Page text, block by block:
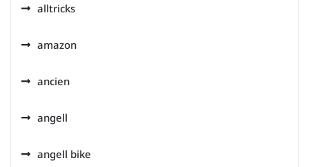
alltricks
amazon
ancien
angell
angell bike